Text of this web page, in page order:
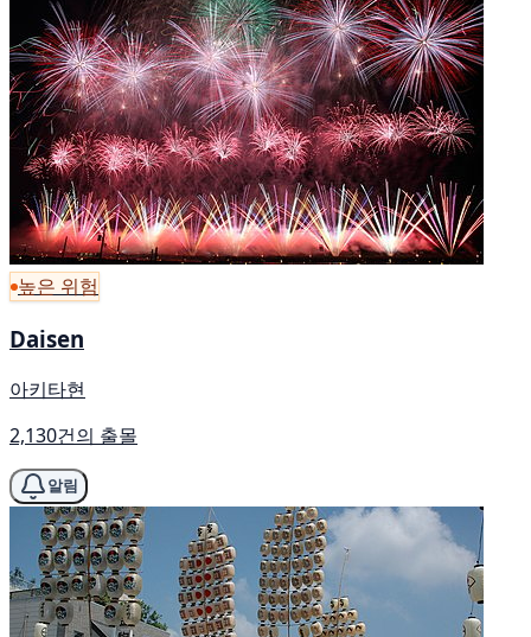
높은 위험
Daisen
아키타현
2,130건의 출몰
알림